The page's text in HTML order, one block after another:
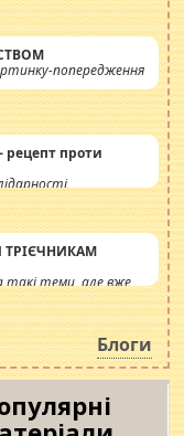
попередження
рецепт проти
ТРІЄЧНИКАМ
такі теми, але вже
інсенуації
Штучно
катастрофа.
Блоги